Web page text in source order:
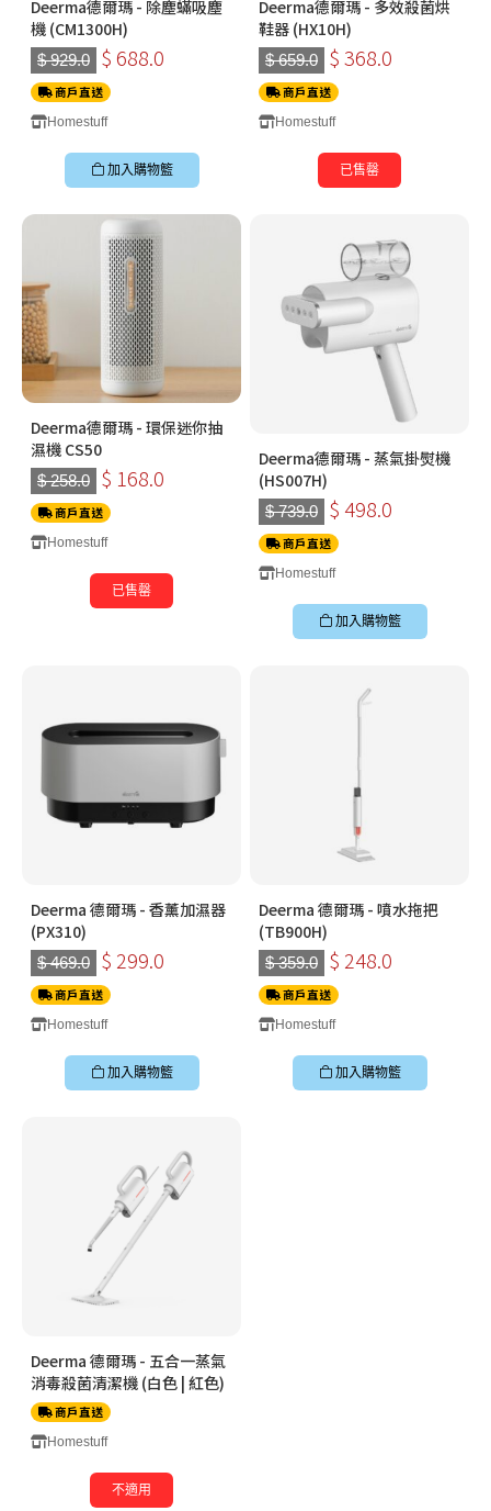
Deerma德爾瑪 - 除塵蟎吸塵
機 (CM1300H)
$ 929.0 $ 688.0
商戶直送
Homestuff
加入購物籃
Deerma德爾瑪 - 多效殺菌烘
鞋器 (HX10H)
$ 659.0 $ 368.0
商戶直送
Homestuff
已售罄
Deerma德爾瑪 - 環保迷你抽
濕機 CS50
$ 258.0 $ 168.0
商戶直送
Homestuff
已售罄
Deerma德爾瑪 - 蒸氣掛熨機
(HS007H)
$ 739.0 $ 498.0
商戶直送
Homestuff
加入購物籃
Deerma 德爾瑪 - 香薰加濕器
(PX310)
$ 469.0 $ 299.0
商戶直送
Homestuff
加入購物籃
Deerma 德爾瑪 - 噴水拖把
(TB900H)
$ 359.0 $ 248.0
商戶直送
Homestuff
加入購物籃
Deerma 德爾瑪 - 五合一蒸氣
消毒殺菌清潔機 (白色 | 紅色)
商戶直送
Homestuff
不適用